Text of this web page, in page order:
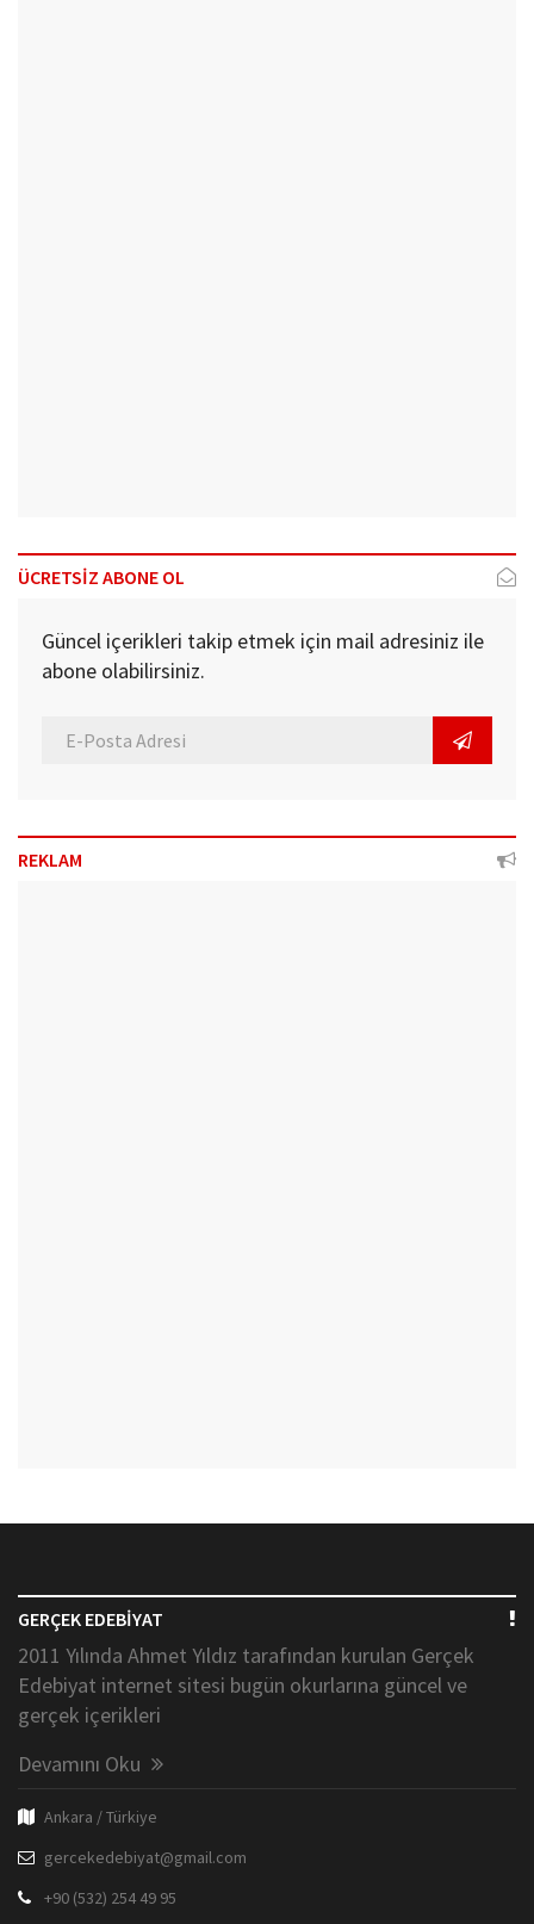
ÜCRETSİZ ABONE OL
Güncel içerikleri takip etmek için mail adresiniz ile
abone olabilirsiniz.
REKLAM
GERÇEK EDEBİYAT
2011 Yılında Ahmet Yıldız tarafından kurulan Gerçek
Edebiyat internet sitesi bugün okurlarına güncel ve
gerçek içerikleri
Devamını Oku
Ankara / Türkiye
gercekedebiyat@gmail.com
+90 (532) 254 49 95